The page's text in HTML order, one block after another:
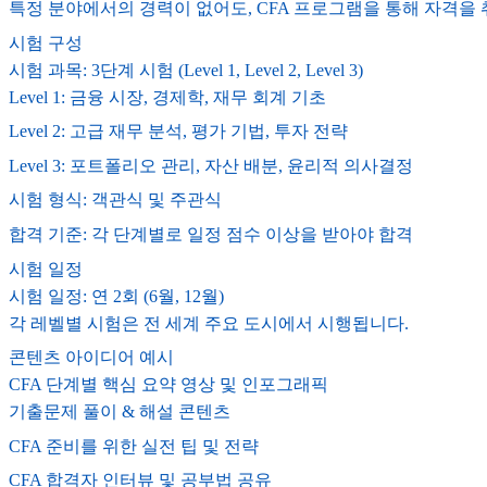
특정 분야에서의 경력이 없어도, CFA 프로그램을 통해 자격을
시험 구성
시험 과목: 3단계 시험 (Level 1, Level 2, Level 3)
Level 1: 금융 시장, 경제학, 재무 회계 기초
Level 2: 고급 재무 분석, 평가 기법, 투자 전략
Level 3: 포트폴리오 관리, 자산 배분, 윤리적 의사결정
시험 형식: 객관식 및 주관식
합격 기준: 각 단계별로 일정 점수 이상을 받아야 합격
시험 일정
시험 일정: 연 2회 (6월, 12월)
각 레벨별 시험은 전 세계 주요 도시에서 시행됩니다.
콘텐츠 아이디어 예시
CFA 단계별 핵심 요약 영상 및 인포그래픽
기출문제 풀이 & 해설 콘텐츠
CFA 준비를 위한 실전 팁 및 전략
CFA 합격자 인터뷰 및 공부법 공유